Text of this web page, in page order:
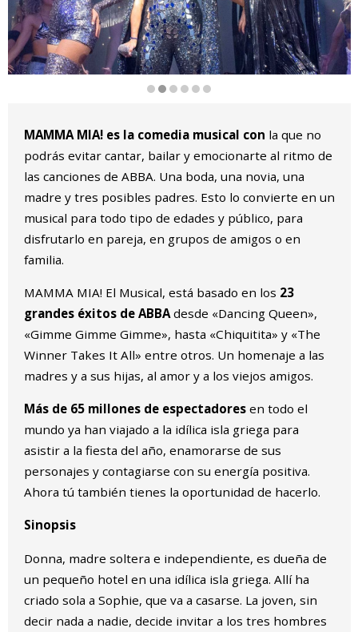
MAMMA MIA! es la comedia musical con la que no
podrás evitar cantar, bailar y emocionarte al ritmo de
las canciones de ABBA. Una boda, una novia, una
madre y tres posibles padres. Esto lo convierte en un
musical para todo tipo de edades y público, para
disfrutarlo en pareja, en grupos de amigos o en
familia.
MAMMA MIA! El Musical, está basado en los 23
grandes éxitos de ABBAdesde «Dancing Queen»,
«Gimme Gimme Gimme», hasta «Chiquitita» y «The
Winner Takes It All» entre otros. Un homenaje a las
madres y a sus hijas, al amor y a los viejos amigos.
Más de 65 millones de espectadoresen todo el
mundo ya han viajado a la idílica isla griega para
asistir a la fiesta del año, enamorarse de sus
personajes y contagiarse con su energía positiva.
Ahora tú también tienes la oportunidad de hacerlo.
Sinopsis
Donna, madre soltera e independiente, es dueña de
un pequeño hotel en una idílica isla griega. Allí ha
criado sola a Sophie, que va a casarse. La joven, sin
decir nada a nadie, decide invitar a los tres hombres